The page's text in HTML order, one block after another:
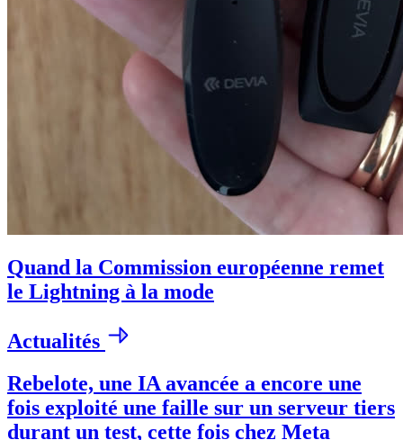
Quand la Commission européenne remet
le Lightning à la mode
Actualités
Rebelote, une IA avancée a encore une
fois exploité une faille sur un serveur tiers
durant un test, cette fois chez Meta